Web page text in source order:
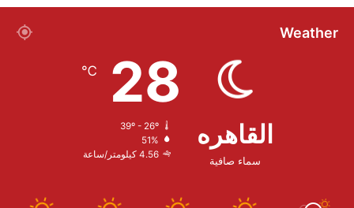
Weather
القاهره
سماء صافية
28
℃
39º - 26º
51%
4.56 كيلومتر/ساعة